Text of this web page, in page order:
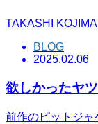
TAKASHI KOJIMA
BLOG
2025.02.06
欲しかったヤツ
前作のピットジ